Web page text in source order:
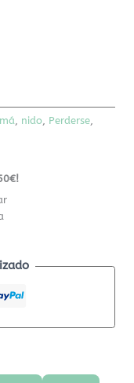
, nido, Perderse,